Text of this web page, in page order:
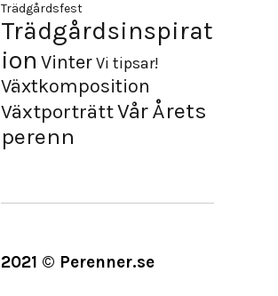
Trädgårdsfest
Trädgårdsinspirat
ion VinterVi tipsar!
Växtkomposition
VäxtporträttVårÅrets
perenn
2021 © Perenner.se